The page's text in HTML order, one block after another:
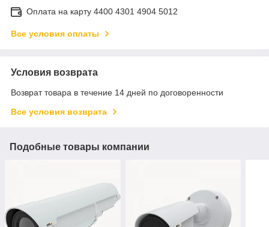
Оплата на карту 4400 4301 4904 5012
Все условия оплаты
Условия возврата
Возврат товара в течение 14 дней по договоренности
Все условия возврата
Подобные товары компании